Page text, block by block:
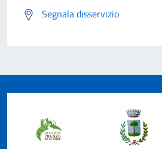
Segnala disservizio